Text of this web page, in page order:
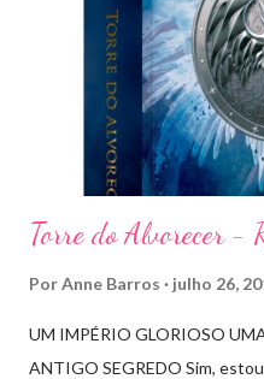
Torre do Alvorecer -
PorAnne Barros julho 26,
UM IMPÉRIO GLORIOSO
ANTIGO SEGREDO Sim,